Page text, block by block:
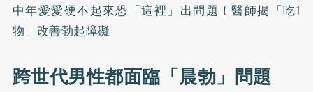
中年愛愛硬不起來恐「這裡」出問題！醫師揭「吃1
物」改善勃起障礙
跨世代男性都面臨「晨勃」問題